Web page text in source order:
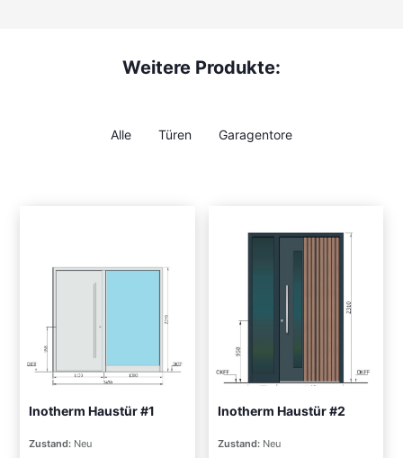
Weitere Produkte:
Alle Türen Garagentore
Inotherm Haustür #1
Zustand: Neu
Inotherm Haustür #2
Zustand:Neu